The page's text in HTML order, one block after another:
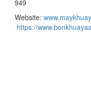
949
Website:
https://